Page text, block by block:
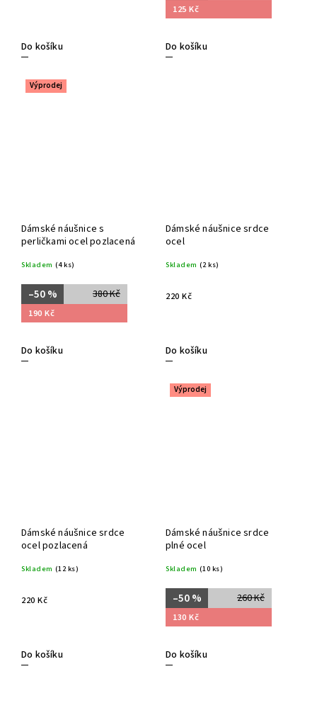
Do košíku
125 Kč
Do košíku
Výprodej
Dámské náušnice s
perličkami ocel pozlacená
Skladem (4 ks)
380 Kč
–50 %
190 Kč
Do košíku
Dámské náušnice srdce
ocel
Skladem (2 ks)
220 Kč
Do košíku
Dámské náušnice srdce
ocel pozlacená
Skladem (12 ks)
220 Kč
Do košíku
Výprodej
Dámské náušnice srdce
plné ocel
Skladem (10 ks)
260 Kč
–50 %
130 Kč
Do košíku